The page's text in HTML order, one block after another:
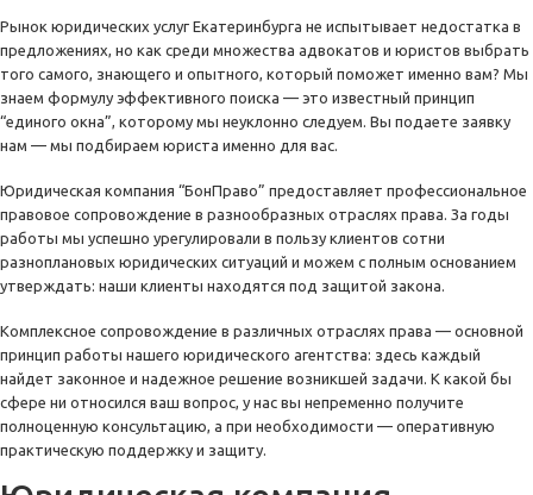
Рынок юридических услуг Екатеринбурга не испытывает недостатка в
предложениях, но как среди множества адвокатов и юристов выбрать
того самого, знающего и опытного, который поможет именно вам? Мы
знаем формулу эффективного поиска — это известный принцип
“единого окна”, которому мы неуклонно следуем. Вы подаете заявку
нам — мы подбираем юриста именно для вас.
Юридическая компания “БонПраво” предоставляет профессиональное
правовое сопровождение в разнообразных отраслях права. За годы
работы мы успешно урегулировали в пользу клиентов сотни
разноплановых юридических ситуаций и можем с полным основанием
утверждать: наши клиенты находятся под защитой закона.
Комплексное сопровождение в различных отраслях права — основной
принцип работы нашего юридического агентства: здесь каждый
найдет законное и надежное решение возникшей задачи. К какой бы
сфере ни относился ваш вопрос, у нас вы непременно получите
полноценную консультацию, а при необходимости — оперативную
практическую поддержку и защиту.